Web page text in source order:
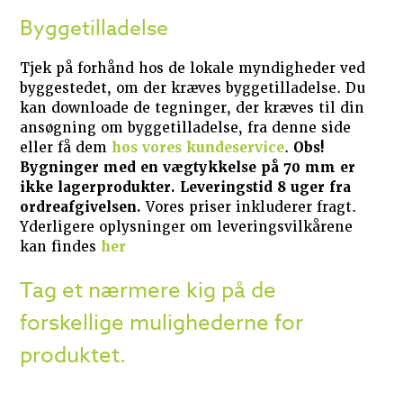
Byggetilladelse
Tjek på forhånd hos de lokale myndigheder ved
byggestedet, om der kræves byggetilladelse. Du
kan downloade de tegninger, der kræves til din
ansøgning om byggetilladelse, fra denne side
eller få dem hos vores kundeservice. Obs!
Bygninger med en vægtykkelse på 70 mm er
ikke lagerprodukter. Leveringstid 8 uger fra
ordreafgivelsen. Vores priser inkluderer fragt.
Yderligere oplysninger om leveringsvilkårene
kan findes her
Tag et nærmere kig på de
forskellige mulighederne for
produktet.